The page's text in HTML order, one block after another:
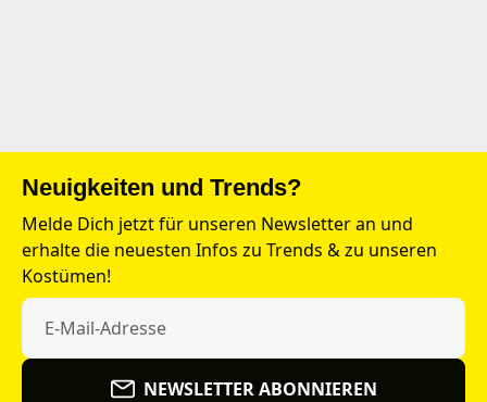
Neuigkeiten und Trends?
Melde Dich jetzt für unseren Newsletter an und
erhalte die neuesten Infos zu Trends & zu unseren
Kostümen!
NEWSLETTER ABONNIEREN